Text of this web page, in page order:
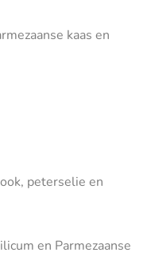
kaas en
peterselie en
en Parmezaanse